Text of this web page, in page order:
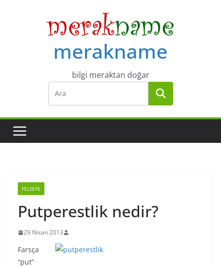
merakname
bilgi meraktan doğar
FELSEFE
Putperestlik nedir?
29 Nisan 2013
Farsça
“put”